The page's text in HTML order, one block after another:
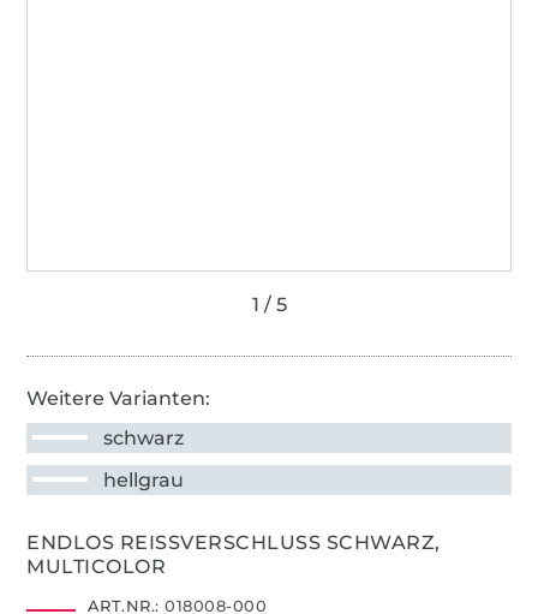
Weitere Varianten:
schwarz
hellgrau
ENDLOS REISSVERSCHLUSS SCHWARZ,
MULTICOLOR
ART.NR.: 018008-000